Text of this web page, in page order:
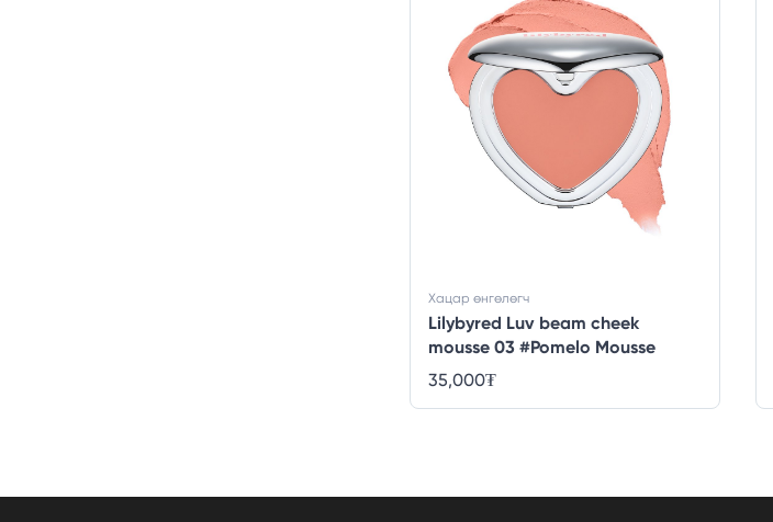
Lilybyred Luv beam cheek
mousse 03 #Pomelo Mousse
Хацар өнгөлөгч
35,000₮